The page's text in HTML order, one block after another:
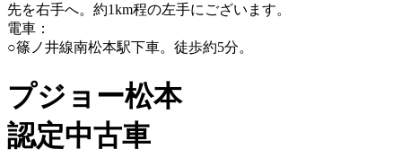
先を右手へ。約1km程の左手にございます。
電車：
○篠ノ井線南松本駅下車。徒歩約5分。
プジョー松本
認定中古車